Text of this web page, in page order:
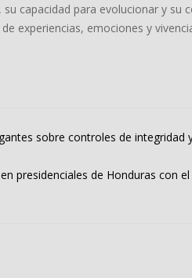
capacidad para evolucionar y su
experiencias, emociones y
sobre controles de integridad
presidenciales de Honduras con